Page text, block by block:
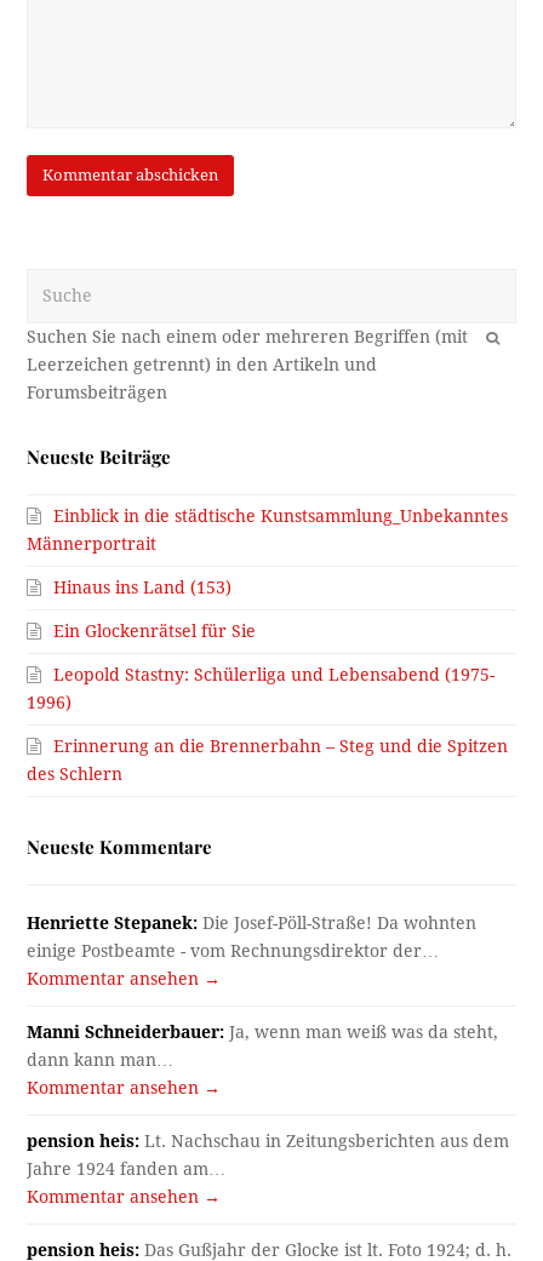
OK
Neueste Beiträge
Einblick in die städtische Kunstsammlung_Unbekanntes
Männerportrait
Hinaus ins Land (153)
Ein Glockenrätsel für Sie
Leopold Stastny: Schülerliga und Lebensabend (1975-
1996)
Erinnerung an die Brennerbahn – Steg und die Spitzen
des Schlern
Neueste Kommentare
Henriette Stepanek: Die Josef-Pöll-Straße! Da wohnten
einige Postbeamte - vom Rechnungsdirektor der…
Kommentar ansehen →
Manni Schneiderbauer: Ja, wenn man weiß was da steht,
dann kann man…
Kommentar ansehen →
pension heis: Lt. Nachschau in Zeitungsberichten aus dem
Jahre 1924 fanden am…
Kommentar ansehen →
pension heis: Das Gußjahr der Glocke ist lt. Foto 1924; d. h.